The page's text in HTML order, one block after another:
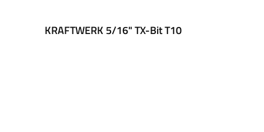
KRAFTWERK 5/16" TX-Bit T10